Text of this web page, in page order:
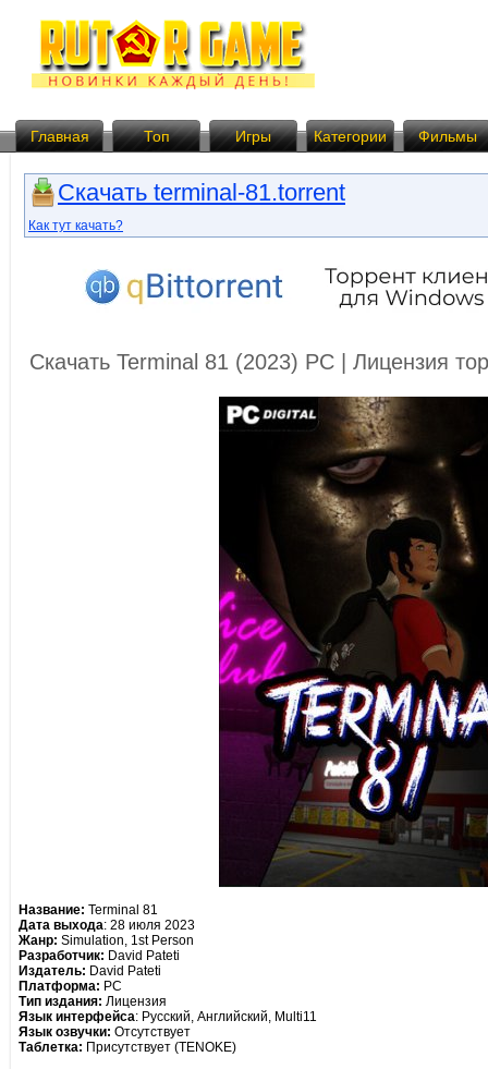
Главная Топ Игры Категории Фильмы
Скачать terminal-81.torrent
Как тут качать?
Скачать Terminal 81 (2023) PC | Лицензия
Название: Terminal 81
Дата выхода: 28 июля 2023
Жанр: Simulation, 1st Person
Разработчик: David Pateti
Издатель: David Pateti
Платформа: PC
Тип издания: Лицензия
Язык интерфейса: Русский, Английский, Multi11
Язык озвучки: Отсутствует
Таблетка: Присутствует (TENOKE)